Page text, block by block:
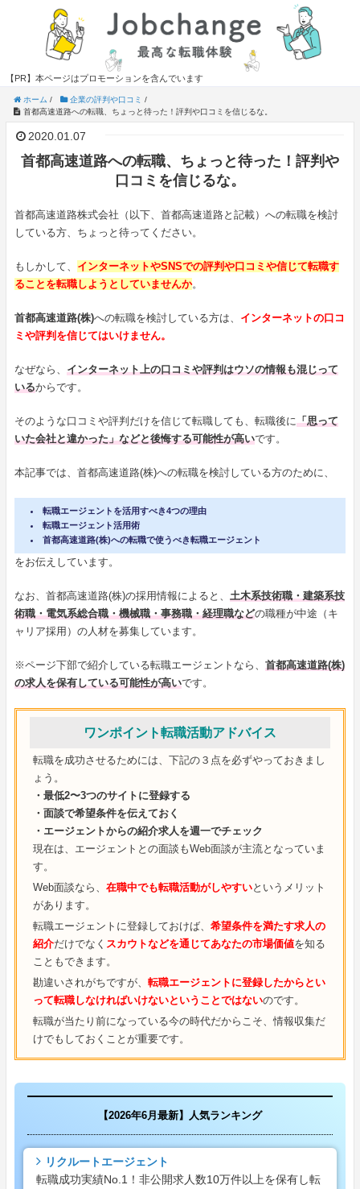
【PR】本ページはプロモーションを含んでいます
ホーム / 企業の評判や口コミ /
首都高速道路への転職、ちょっと待った！評判や口コミを信じるな。
2020.01.07
首都高速道路への転職、ちょっと待った！評判や
口コミを信じるな。
首都高速道路株式会社（以下、首都高速道路と記載）への転職を検討
している方、ちょっと待ってください。
もしかして、 インターネットやSNSでの評判や口コミや信じて転職す
ることを転職しようとしていませんか。
首都高速道路(株)への転職を検討している方は、 インターネットの口コ
ミや評判を信じてはいけません。
なぜなら、 インターネット上の口コミや評判はウソの情報も混じって
いるからです。
そのような口コミや評判だけを信じて転職しても、転職後に「思って
いた会社と違かった」などと後悔する可能性が高いです。
本記事では、首都高速道路(株)への転職を検討している方のために、
転職エージェントを活用すべき4つの理由
転職エージェント活用術
首都高速道路(株)への転職で使うべき転職エージェント
をお伝えしています。
なお、首都高速道路(株)の採用情報によると、 土木系技術職・建築系技
術職・電気系総合職・機械職・事務職・経理職などの職種が中途（キ
ャリア採用）の人材を募集しています。
※ページ下部で紹介している転職エージェントなら、 首都高速道路(株)
の求人を保有している可能性が高いです。
ワンポイント転職活動アドバイス
転職を成功させるためには、下記の３点を必ずやっておきまし
ょう。
・最低2〜3つのサイトに登録する
・面談で希望条件を伝えておく
・エージェントからの紹介求人を週一でチェック
現在は、エージェントとの面談もWeb面談が主流となっていま
す。
Web面談なら、 在職中でも転職活動がしやすいというメリット
があります。
転職エージェントに登録しておけば、 希望条件を満たす求人の
紹介だけでなく スカウトなどを通じてあなたの市場価値を知る
こともできます。
勘違いされがちですが、 転職エージェントに登録したからとい
って転職しなければいけないということではないのです。
転職が当たり前になっている今の時代だからこそ、情報収集だ
けでもしておくことが重要です。
【2026年6月最新】人気ランキング
リクルートエージェント
転職成功実績No.1！非公開求人数10万件以上を保有し転